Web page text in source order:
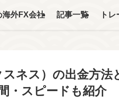
海外FX会社 記事一覧 ト
ネス）の出金方法
・スピードも紹介